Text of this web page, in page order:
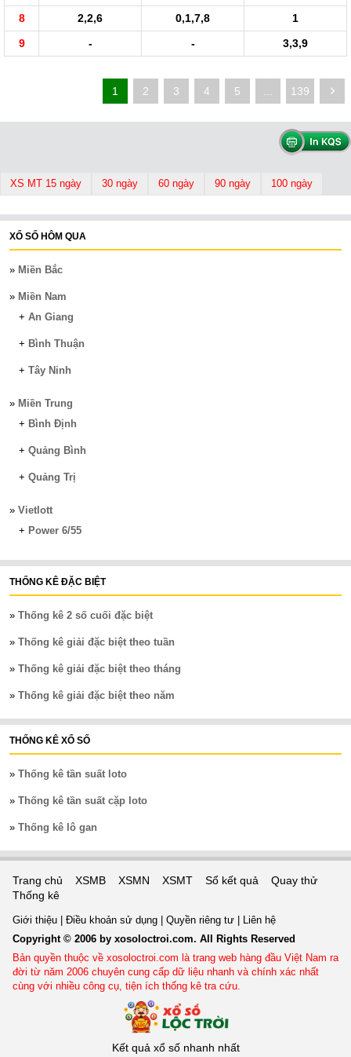
8
2,2,6 0,1,7,8
1
9
- - 3,3,9
1 2 3 4 5 139
XS MT 15 ngày 30 ngày 60 ngày 90 ngày 100 ngày
XỔ SỐ HÔM QUA
» Miền Bắc
» Miền Nam
+ An Giang
+ Bình Thuận
+ Tây Ninh
» Miền Trung
+ Bình Định
+ Quảng Bình
+ Quảng Trị
» Vietlott
+ Power 6/55
THỐNG KÊ ĐẶC BIỆT
» Thống kê 2 số cuối đặc biệt
» Thống kê giải đặc biệt theo tuần
» Thống kê giải đặc biệt theo tháng
» Thống kê giải đặc biệt theo năm
THỐNG KÊ XỔ SỐ
» Thống kê tần suất loto
» Thống kê tần suất cặp loto
» Thống kê lô gan
Trang chủ XSMB XSMN XSMT Sổ kết quả
Quay thử
Thống kê
Giới thiệu Điều khoản sử dụng Quyền riêng tư
Liên hệ
Copyright © 2006 by xosoloctroi.com. All Rights Reserved
Bản quyền thuộc về xosoloctroi.com là trang web hàng đầu Việt Nam ra
đời từ năm 2006 chuyên cung cấp dữ liệu nhanh và chính xác nhất
cùng với nhiều công cụ, tiện ích thống kê tra cứu.
Kết quả xổ số nhanh nhất